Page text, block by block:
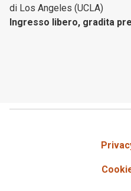
di Los Angeles (UCLA)
Ingresso libero, gradita